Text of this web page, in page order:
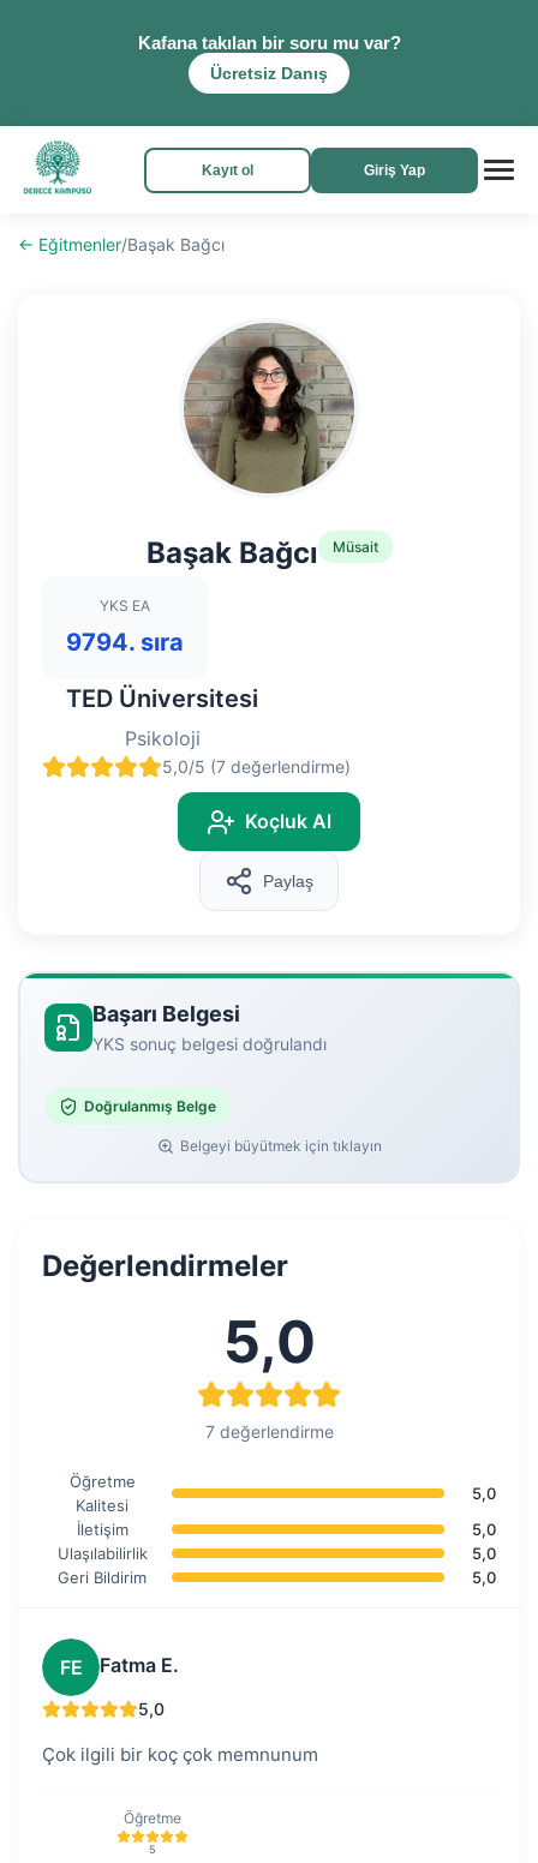
Kafana takılan bir soru mu var?
Ücretsiz Danış
Kayıt ol Giriş Yap
← Eğitmenler/Başak Bağcı
Başak Bağcı Müsait
YKS EA
9794. sıra
TED Üniversitesi
Psikoloji
5,0/5 (7 değerlendirme)
Koçluk Al
Paylaş
Başarı Belgesi
YKS sonuç belgesi doğrulandı
Doğrulanmış Belge
Belgeyi büyütmek için tıklayın
Değerlendirmeler
5,0
7 değerlendirme
Öğretme
Kalitesi
5,0
İletişim
5,0
Ulaşılabilirlik
5,0
Geri Bildirim
5,0
FE Fatma E.
5,0
Çok ilgili bir koç çok memnunum
Öğretme
5